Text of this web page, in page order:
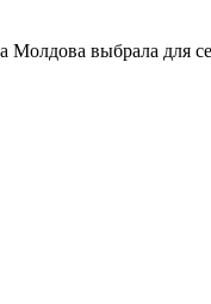
выбрала для